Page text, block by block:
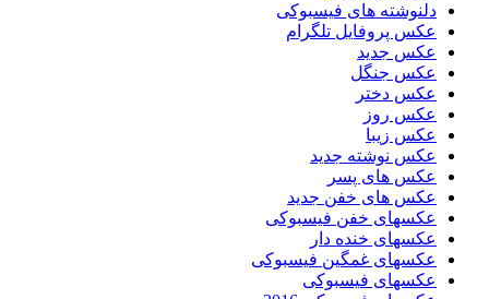
دلنوشته های فیسبوکی
عکس پروفایل تلگرام
عکس جدید
عکس جنگل
عکس دختر
عکس روز
عکس زیبا
عکس نوشته جدید
عکس های پسر
عکس های خفن جدید
عکسهای خفن فیسبوکی
عکسهای خنده دار
عکسهای غمگین فیسبوکی
عکسهای فیسبوکی